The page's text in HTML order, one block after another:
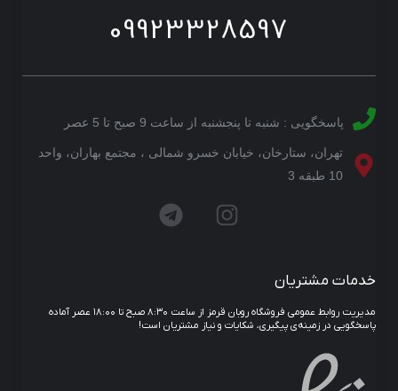
09923328597
پاسخگویی : شنبه تا پنجشنبه از ساعت 9 صبح تا 5 عصر
تهران، ستارخان، خیابان خسرو شمالی ، مجتمع بهاران، واحد
10 طبقه 3
خدمات مشتریان
مدیریت روابط عمومی فروشگاه روبان قرمز از ساعت ۸:۳۰ صبح تا ۱۸:۰۰ عصر آماده
پاسخگویی در زمینه‌ی پیگیری، شکایات و نیاز مشتریان است!